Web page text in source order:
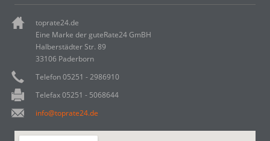
toprate24.de
Eine Marke der guteRate24 GmBH
Halberstädter Str. 89
33106 Paderborn
Telefon 05251 - 2986910
Telefax 05251 - 5068644
info@toprate24.de